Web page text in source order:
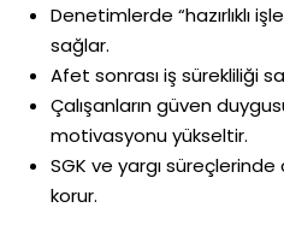
Denetimlerde “hazırlıklı
sağlar.
Afet sonrası iş sürekliliği
Çalışanların güven
motivasyonu yükseltir.
SGK ve yargı
korur.